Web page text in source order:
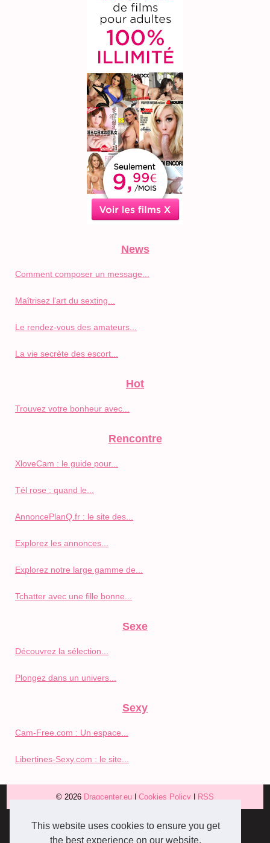
This website uses cookies to ensure you get
the best experience on our website.
News
Comment composer un message...
Maîtrisez l'art du sexting...
Le rendez-vous des amateurs...
La vie secrète des escort...
Hot
Trouvez votre bonheur avec...
Rencontre
XloveCam : le guide pour...
Tél rose : quand le...
AnnoncePlanQ.fr : le site des...
Explorez les annonces...
Explorez notre large gamme de...
Tchatter avec une fille bonne...
Sexe
Découvrez la sélection...
Plongez dans un univers...
Sexy
Cam-Free.com : Un espace...
Libertines-Sexy.com : le site...
© 2026 Dragcenter.eu | Cookies Policy | RSS